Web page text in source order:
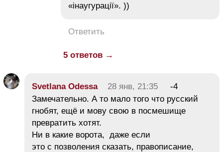
«інаугурації». ))
Ответить
5 ответов →
Svetlana Odessa 28 янв, 21:35
-4
Замечательно. А то мало того что русский
гнобят, ещё и мову свою в посмешище
превратить хотят.
Ни в какие ворота, даже если
это с позволения сказать, правописание,